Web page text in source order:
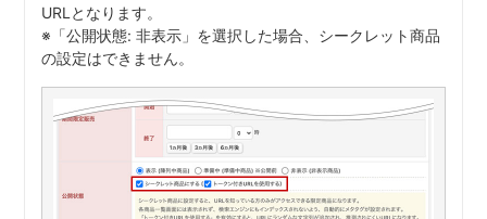
URLとなります。
※「公開状態: 非表示」を選択した場合、シークレット商品
の設定はできません。